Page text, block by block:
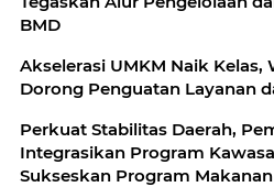
BMD
Akselerasi UMKM Naik
Dorong Penguatan Layanan
Perkuat Stabilitas Daerah,
Integrasikan Program
Sukseskan Program